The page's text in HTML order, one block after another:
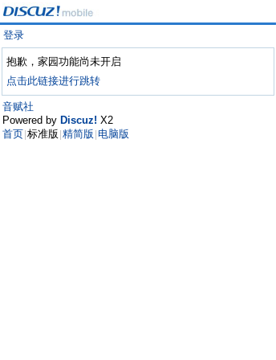
登录
抱歉，家园功能尚未开启
点击此链接进行跳转
音赋社
Powered by Discuz! X2
首页 标准版 精简版 电脑版